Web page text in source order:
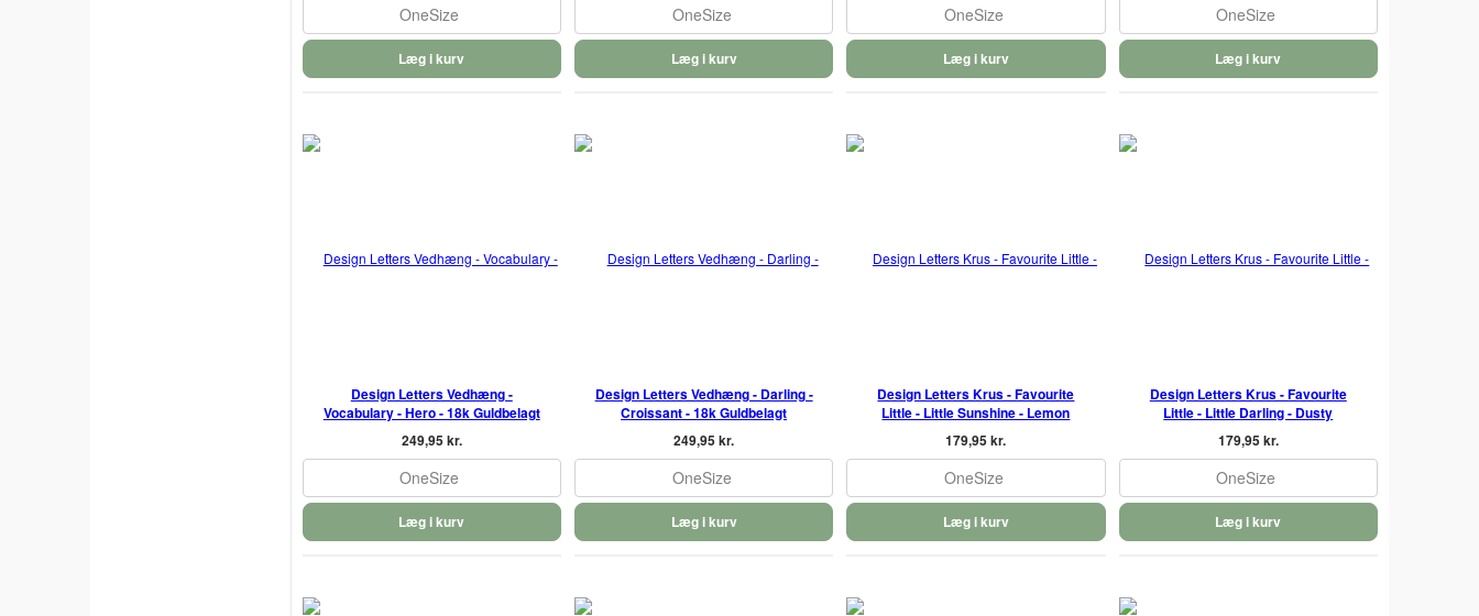
OneSize
Læg i kurv
OneSize
Læg i kurv
OneSize
Læg i kurv
OneSize
Læg i kurv
Design Letters Vedhæng -
Vocabulary - Hero - 18k Guldbelagt
249,95 kr.
OneSize
Læg i kurv
Design Letters Vedhæng - Darling -
Croissant - 18k Guldbelagt
249,95 kr.
OneSize
Læg i kurv
Design Letters Krus - Favourite
Little - Little Sunshine - Lemon
179,95 kr.
OneSize
Læg i kurv
Design Letters Krus - Favourite
Little - Little Darling - Dusty
179,95 kr.
OneSize
Læg i kurv